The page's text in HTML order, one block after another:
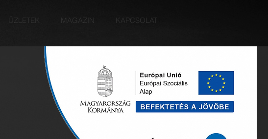
ÜZLETEK MAGAZIN KAPCSOLAT